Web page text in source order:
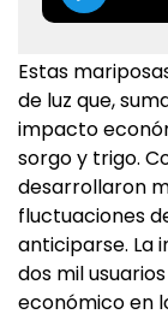
Estas
de luz que,
impacto
sorgo y trigo.
desarrollaron
fluctuaciones
anticiparse. La
dos mil
económico en